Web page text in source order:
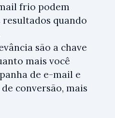
frio podem
quando
são a chave
mais você
de e-mail e
conversão, mais